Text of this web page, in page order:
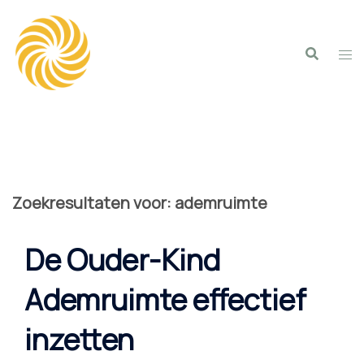
naar
inhoud
Zoekresultaten voor: ademruimte
De Ouder-Kind
Ademruimte effectief
inzetten